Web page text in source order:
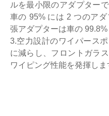
ルを最小限のアダプター
車の 95% には 2 つのア
張アダプターは車の 99.8%
3.空力設計のワイパース
に減らし、フロントガラ
ワイピング性能を発揮しま